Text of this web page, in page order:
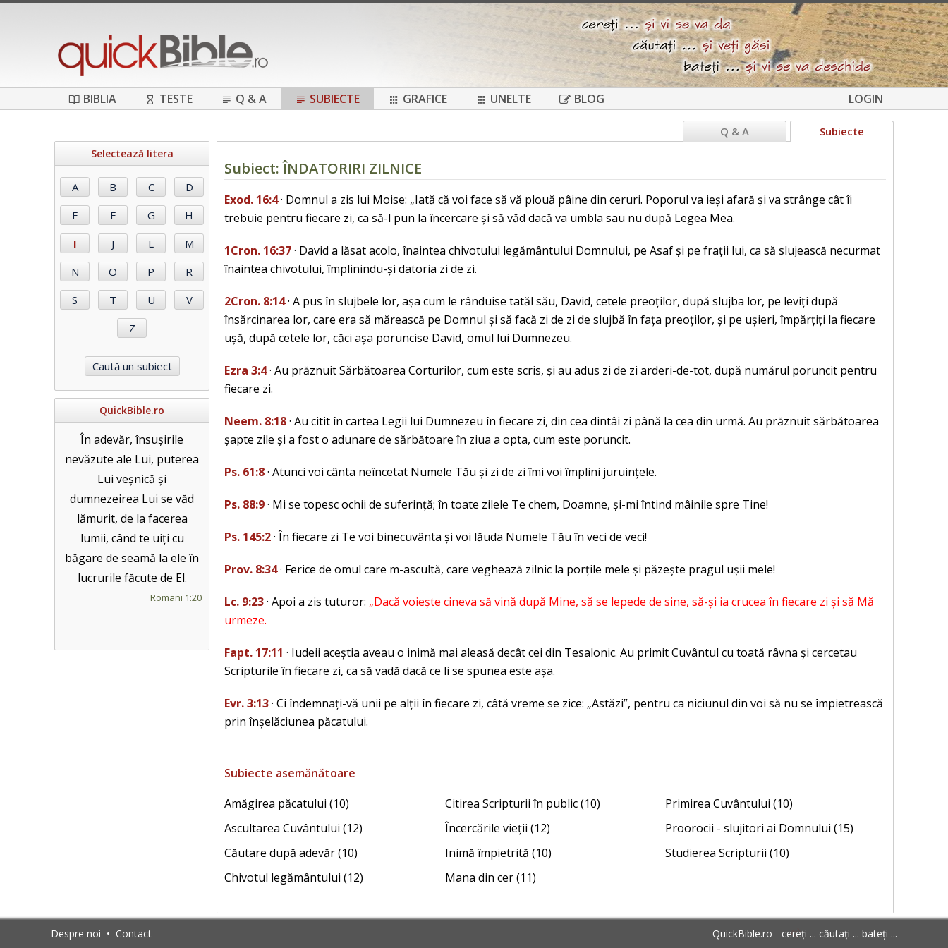
BIBLIA TESTE Q & A SUBIECTE GRAFICE UNELTE BLOG LOGIN
Selectează litera
QuickBible.ro
În adevăr, însușirile
nevăzute ale Lui, puterea
Lui veșnică și
dumnezeirea Lui se văd
lămurit, de la facerea
lumii, când te uiți cu
băgare de seamă la ele în
lucrurile făcute de El.
Romani 1:20
Subiecte
Q & A
Subiect: ÎNDATORIRI ZILNICE
Exod. 16:4· Domnul a zis lui Moise: „Iată că voi face să vă plouă pâine din ceruri. Poporul va ieși afară și va strânge cât îi
trebuie pentru fiecare zi, ca să-l pun la încercare și să văd dacă va umbla sau nu după Legea Mea.
1Cron. 16:37· David a lăsat acolo, înaintea chivotului legământului Domnului, pe Asaf și pe frații lui, ca să slujească necurmat
înaintea chivotului, împlinindu-și datoria zi de zi.
2Cron. 8:14· A pus în slujbele lor, așa cum le rânduise tatăl său, David, cetele preoților, după slujba lor, pe leviți după
însărcinarea lor, care era să mărească pe Domnul și să facă zi de zi de slujbă în fața preoților, și pe ușieri, împărțiți la fiecare
ușă, după cetele lor, căci așa poruncise David, omul lui Dumnezeu.
Ezra 3:4· Au prăznuit Sărbătoarea Corturilor, cum este scris, și au adus zi de zi arderi-de-tot, după numărul poruncit pentru
fiecare zi.
Neem. 8:18· Au citit în cartea Legii lui Dumnezeu în fiecare zi, din cea dintâi zi până la cea din urmă. Au prăznuit sărbătoarea
șapte zile și a fost o adunare de sărbătoare în ziua a opta, cum este poruncit.
Ps. 61:8· Atunci voi cânta neîncetat Numele Tău și zi de zi îmi voi împlini juruințele.
Ps. 88:9· Mi se topesc ochii de suferință; în toate zilele Te chem, Doamne, și-mi întind mâinile spre Tine!
Ps. 145:2· În fiecare zi Te voi binecuvânta și voi lăuda Numele Tău în veci de veci!
Prov. 8:34· Ferice de omul care m-ascultă, care veghează zilnic la porțile mele și păzește pragul ușii mele!
Lc. 9:23· Apoi a zis tuturor: „Dacă voiește cineva să vină după Mine, să se lepede de sine, să-și ia crucea în fiecare zi și să Mă
urmeze.
Fapt. 17:11 · Iudeii aceștia aveau o inimă mai aleasă decât cei din Tesalonic. Au primit Cuvântul cu toată râvna și cercetau
Scripturile în fiecare zi, ca să vadă dacă ce li se spunea este așa.
Evr. 3:13· Ci îndemnați-vă unii pe alții în fiecare zi, câtă vreme se zice: „Astăzi”, pentru ca niciunul din voi să nu se împietrească
prin înșelăciunea păcatului.
Subiecte asemănătoare
Amăgirea păcatului (10)
Ascultarea Cuvântului (12)
Căutare după adevăr (10)
Chivotul legământului (12)
Citirea Scripturii în public (10)
Încercările vieții (12)
Inimă împietrită (10)
Mana din cer (11)
Primirea Cuvântului (10)
Proorocii - slujitori ai Domnului (15)
Studierea Scripturii (10)
Despre noi • Contact QuickBible.ro - cereți ... căutați ... bateți ...